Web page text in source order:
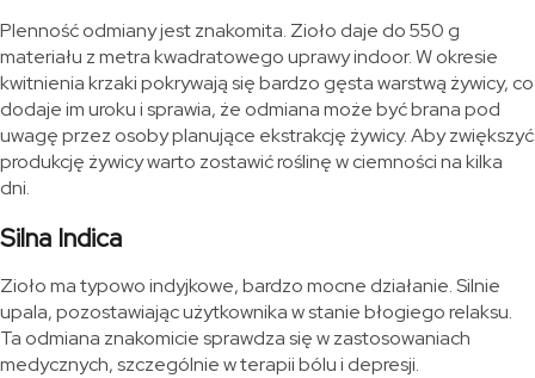
Plenność odmiany jest znakomita. Zioło daje do 550 g
materiału z metra kwadratowego uprawy indoor. W okresie
kwitnienia krzaki pokrywają się bardzo gęsta warstwą żywicy, co
dodaje im uroku i sprawia, że odmiana może być brana pod
uwagę przez osoby planujące ekstrakcję żywicy. Aby zwiększyć
produkcję żywicy warto zostawić roślinę w ciemności na kilka
dni.
Silna Indica
Zioło ma typowo indyjkowe, bardzo mocne działanie. Silnie
upala, pozostawiając użytkownika w stanie błogiego relaksu.
Ta odmiana znakomicie sprawdza się w zastosowaniach
medycznych, szczególnie w terapii bólu i depresji.